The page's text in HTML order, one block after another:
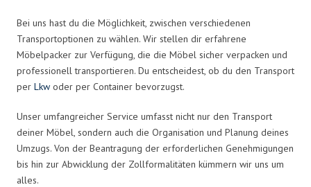
Bei uns hast du die Möglichkeit, zwischen verschiedenen
Transportoptionen zu wählen. Wir stellen dir erfahrene
Möbelpacker zur Verfügung, die die Möbel sicher verpacken und
professionell transportieren. Du entscheidest, ob du den Transport
per Lkw oder per Container bevorzugst.
Unser umfangreicher Service umfasst nicht nur den Transport
deiner Möbel, sondern auch die Organisation und Planung deines
Umzugs. Von der Beantragung der erforderlichen Genehmigungen
bis hin zur Abwicklung der Zollformalitäten kümmern wir uns um
alles.